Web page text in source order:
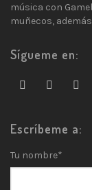
música con
muñecos,
Sígueme en:
Escríbeme a:
Tu nombre*